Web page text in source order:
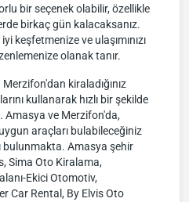
bir seçenek olabilir, özellikle
birkaç gün kalacaksanız.
keşfetmenize ve ulaşımınızı
olanak tanır.
kiraladığınız
kullanarak hızlı bir şekilde
Amasya ve Merzifon'da,
araçları bulabileceğiniz
bulunmakta. Amasya şehir
Sima Oto Kiralama,
Ekici Otomotiv,
Car Rental, By Elvis Oto